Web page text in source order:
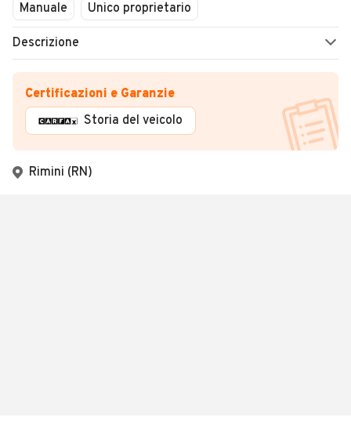
Manuale
Unico proprietario
Descrizione
Certificazioni e Garanzie
Storia del veicolo
Rimini (RN)